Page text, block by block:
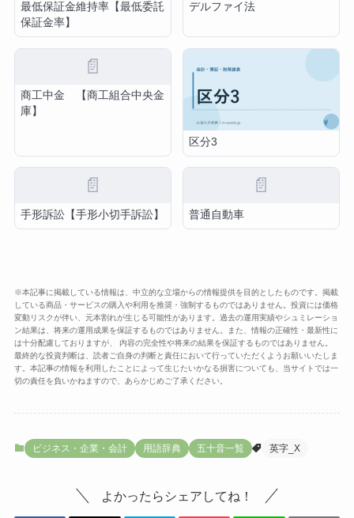
最低保証金維持率【最低委託
保証金率】
デルファイ法
📄
商工中金 【商工組合中央金
庫】
区分3
📄
手形訴訟【手形小切手訴訟】
📄
普通自動車
※本記事に掲載している情報は、中立的な立場からの情報提供を目的としたものです。掲載
している商品・サービスの購入や利用を推奨・強制するものではありません。投資には価格
変動リスクが伴い、元本割れが生じる可能性があります。過去の運用実績やシュミレーショ
ン結果は、将来の運用成果を保証するものではありません。また、情報の正確性・最新性に
は十分配慮しておりますが、 内容の完全性や将来の結果を保証するものではありません。
最終的な投資判断は、読者ご自身の判断と責任において行っていただくようお願いいたしま
す。本記事の情報を利用したことによって生じたいかなる損害についても、当サイトでは一
切の責任を負いかねますので、あらかじめご了承ください。
ビジネス・企業・会計 用語辞典 五十音一覧 英字_X
よかったらシェアしてね！